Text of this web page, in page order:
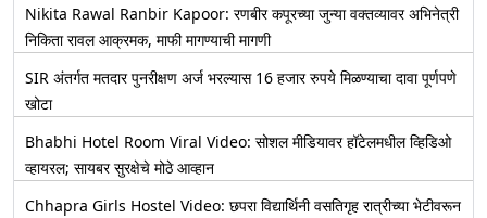
Nikita Rawal Ranbir Kapoor: रणबीर कपूरच्या जुन्या वक्तव्यावर अभिनेत्री
निकिता रावल आक्रमक, माफी मागण्याची मागणी
SIR अंतर्गत मतदार पुनरीक्षण अर्ज भरल्यास 16 हजार रुपये मिळण्याचा दावा पूर्णपणे
खोटा
Bhabhi Hotel Room Viral Video: सोशल मीडियावर हॉटेलमधील व्हिडिओ
व्हायरल; सायबर सुरक्षेचे मोठे आव्हान
Chhapra Girls Hostel Video: छपरा विद्यार्थिनी वसतिगृह रात्रीच्या भेटीवरून